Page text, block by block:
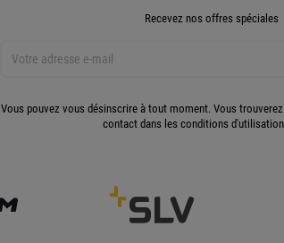
Recevez nos offres spéciales
Vous pouvez vous désinscrire à tout moment. Vous
contact dans les conditions